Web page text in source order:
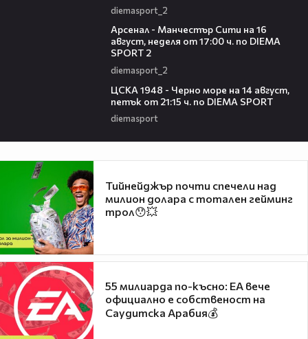
diemasport_2
Арсенал - Манчестър Сити на 16
август, неделя от 17:00 ч. по DIEMA
SPORT 2
diemasport_2
ЦСКА 1948 - Черно море на 14 август,
петък от 21:15 ч. по DIEMA SPORT
diemasport
Тийнейджър почти спечели над
милион долара с тотален гейминг
трол😯💥
55 милиарда по-късно: EA вече
официално е собственост на
Саудитска Арабия💰